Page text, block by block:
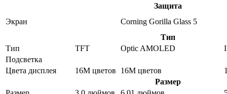
Защита
Экран
Corning Gorilla Glass 5
Тип
Тип
TFT Optic AMOLED
Подсветка
Цвета дисплея
16M цветов 16M цветов
Размер